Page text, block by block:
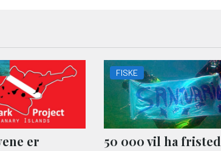
er
FISKE
50 000 vil ha fristed